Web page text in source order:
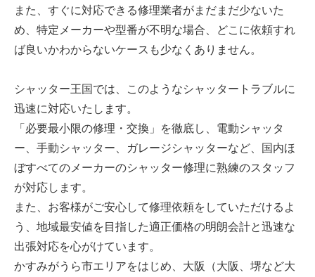
また、すぐに対応できる修理業者がまだまだ少ないた
め、特定メーカーや型番が不明な場合、どこに依頼すれ
ば良いかわからないケースも少なくありません。
シャッター王国では、このようなシャッタートラブルに
迅速に対応いたします。
「必要最小限の修理・交換」を徹底し、電動シャッタ
ー、手動シャッター、ガレージシャッターなど、国内ほ
ぼすべてのメーカーのシャッター修理に熟練のスタッフ
が対応します。
また、お客様がご安心して修理依頼をしていただけるよ
う、地域最安値を目指した適正価格の明朗会計と迅速な
出張対応を心がけています。
かすみがうら市エリアをはじめ、大阪（大阪、堺など大